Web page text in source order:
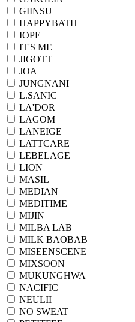
GIINSU
HAPPYBATH
IOPE
IT'S ME
JIGOTT
JOA
JUNGNANI
L.SANIC
LA'DOR
LAGOM
LANEIGE
LATTCARE
LEBELAGE
LION
MASIL
MEDIAN
MEDITIME
MIJIN
MILBA LAB
MILK BAOBAB
MISEENSCENE
MIXSOON
MUKUNGHWA
NACIFIC
NEULII
NO SWEAT